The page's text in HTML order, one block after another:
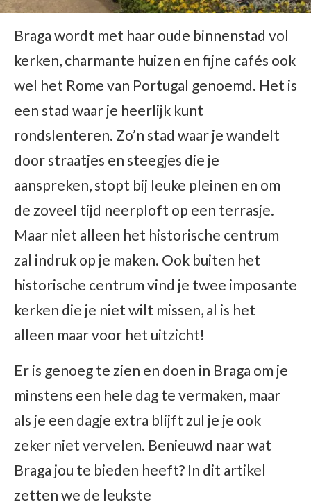
Braga wordt met haar oude binnenstad vol
kerken, charmante huizen en fijne cafés ook
wel het Rome van Portugal genoemd. Het is
een stad waar je heerlijk kunt
rondslenteren. Zo’n stad waar je wandelt
door straatjes en steegjes die je
aanspreken, stopt bij leuke pleinen en om
de zoveel tijd neerploft op een terrasje.
Maar niet alleen het historische centrum
zal indruk op je maken. Ook buiten het
historische centrum vind je twee imposante
kerken die je niet wilt missen, al is het
alleen maar voor het uitzicht!
Er is genoeg te zien en doen in Braga om je
minstens een hele dag te vermaken, maar
als je een dagje extra blijft zul je je ook
zeker niet vervelen. Benieuwd naar wat
Braga jou te bieden heeft? In dit artikel
zetten we de leukste